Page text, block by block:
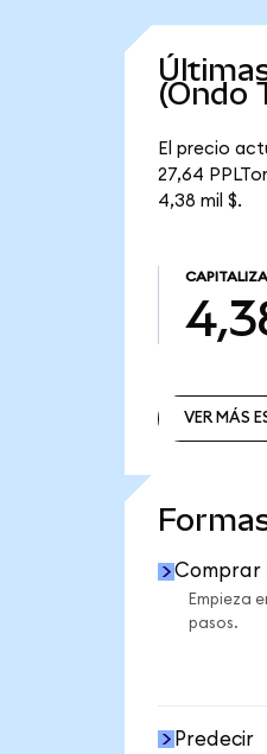
(Ondo
El precio
27,64
4,38 mil $.
VER MÁS
Comprar
Empieza
pasos.
Predecir